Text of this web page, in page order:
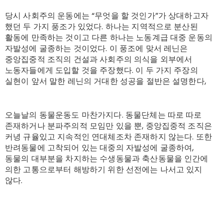
당시 사회주의 운동에는 “무엇을 할 것인가”가 상대하고자
했던 두 가지 풍조가 있었다. 하나는 지역적으로 분산된
활동에 만족하는 것이고 다른 하나는 노동계급 대중 운동의
자발성에 굴종하는 것이었다. 이 풍조에 맞서 레닌은
중앙집중적 조직의 건설과 사회주의 의식을 외부에서
노동자들에게 도입할 것을 주장했다. 이 두 가지 주장의
실현이 앞서 말한 레닌의 거대한 성공을 절반은 설명한다,
오늘날의 동물운동도 마찬가지다. 동물단체는 따로 따로
존재하거나 분파주의적 모임만 있을 뿐, 중앙집중적 조직은
커녕 규율있고 지속적인 연대체조차 존재하지 않는다. 또한
반려동물에 고착되어 있는 대중의 자발성에 굴종하여,
동물의 대부분을 차지하는 수생동물과 축산동물을 인간에
의한 고통으로부터 해방하기 위한 선전에는 나서고 있지
않다.